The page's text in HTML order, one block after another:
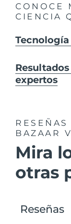
CONOCE
CIENCIA
expertos
BAZAAR
Mira
otras